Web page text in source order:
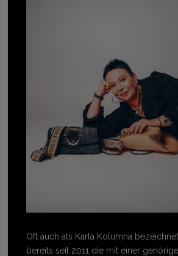
Oft auch als Karla Kolumna
bereits seit 2011 die mit einer